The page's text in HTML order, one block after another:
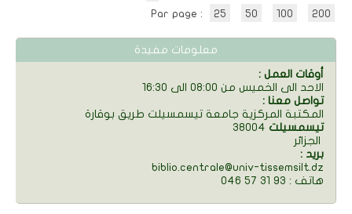
Par page :
25 50 100 200
معلومات مفيدة
: أوقات العمل
الاحد الى الخميس من 08:00 الى 16:30
: تواصل معنا
المكتبة المركزية جامعة تيسمسيلت طريق بوقارة
38004 تيسمسيلت
: بريد
biblio.centrale@univ-tissemsilt.dz
046 57 31 93 : هاتف